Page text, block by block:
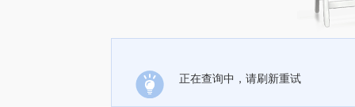
正在查询中，请刷新重试